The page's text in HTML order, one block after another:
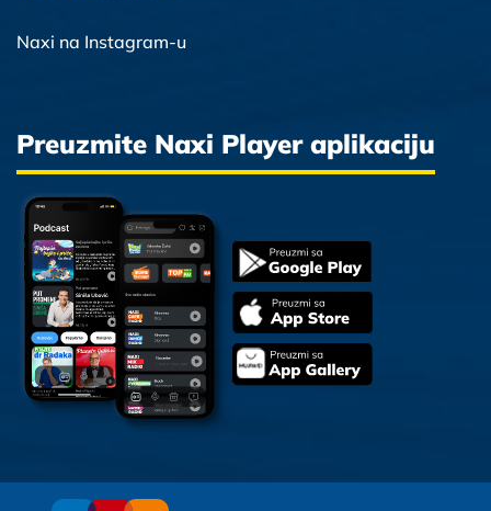
Naxi na Instagram-u
Preuzmite Naxi Player aplikaciju